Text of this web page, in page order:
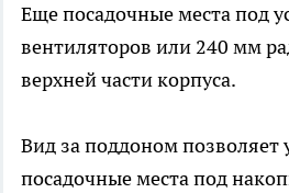
Еще посадочные места под
вентиляторов или 240 мм
верхней части корпуса.
Вид за поддоном позволяет
посадочные места под